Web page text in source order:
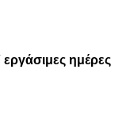
ημέρες